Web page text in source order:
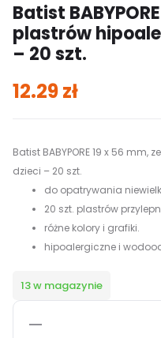
Batist
plastrów
– 20 szt.
12.29zł
Batist BABYPORE 19 x 56
dzieci – 20 szt.
do opatrywania
20 szt. plastrów
różne kolory i grafiki.
hipoalergiczne i
13 w magazynie